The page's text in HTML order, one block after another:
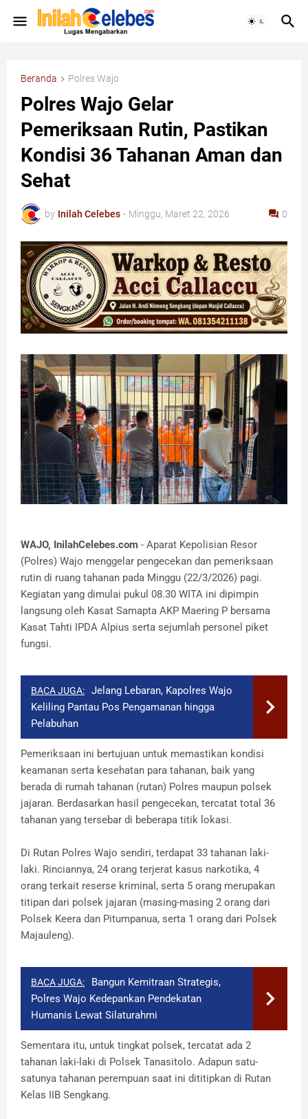
Beranda Polres Wajo
Polres Wajo Gelar
Pemeriksaan Rutin, Pastikan
Kondisi 36 Tahanan Aman dan
Sehat
by Inilah Celebes - Minggu, Maret 22, 2026 0
WAJO, InilahCelebes.com - Aparat Kepolisian Resor
(Polres) Wajo menggelar pengecekan dan pemeriksaan
rutin di ruang tahanan pada Minggu (22/3/2026) pagi.
Kegiatan yang dimulai pukul 08.30 WITA ini dipimpin
langsung oleh Kasat Samapta AKP Maering P bersama
Kasat Tahti IPDA Alpius serta sejumlah personel piket
fungsi.
BACA JUGA:
Jelang Lebaran, Kapolres Wajo
Keliling Pantau Pos Pengamanan hingga
Pelabuhan
​Pemeriksaan ini bertujuan untuk memastikan kondisi
keamanan serta kesehatan para tahanan, baik yang
berada di rumah tahanan (rutan) Polres maupun polsek
jajaran. Berdasarkan hasil pengecekan, tercatat total 36
tahanan yang tersebar di beberapa titik lokasi.
​Di Rutan Polres Wajo sendiri, terdapat 33 tahanan laki-
laki. Rinciannya, 24 orang terjerat kasus narkotika, 4
orang terkait reserse kriminal, serta 5 orang merupakan
titipan dari polsek jajaran (masing-masing 2 orang dari
Polsek Keera dan Pitumpanua, serta 1 orang dari Polsek
Majauleng).
BACA JUGA:
Bangun Kemitraan Strategis,
Polres Wajo Kedepankan Pendekatan
Humanis Lewat Silaturahmi
​Sementara itu, untuk tingkat polsek, tercatat ada 2
tahanan laki-laki di Polsek Tanasitolo. Adapun satu-
satunya tahanan perempuan saat ini dititipkan di Rutan
Kelas IIB Sengkang.